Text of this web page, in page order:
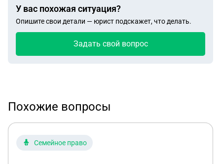
У вас похожая ситуация?
Опишите свои детали — юрист подскажет, что делать.
Задать свой вопрос
Похожие вопросы
Семейное право